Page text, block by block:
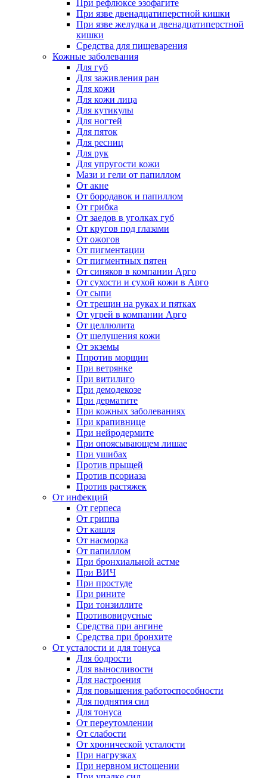
При рефлюксе эзофагите
При язве двенадцатиперстной кишки
При язве желудка и двенадцатиперстной
кишки
Средства для пищеварения
Кожные заболевания
Для губ
Для заживления ран
Для кожи
Для кожи лица
Для кутикулы
Для ногтей
Для пяток
Для ресниц
Для рук
Для упругости кожи
Мази и гели от папиллом
От акне
От бородавок и папиллом
От грибка
От заедов в уголках губ
От кругов под глазами
От ожогов
От пигментации
От пигментных пятен
От синяков в компании Арго
От сухости и сухой кожи в Арго
От сыпи
От трещин на руках и пятках
От угрей в компании Арго
От целлюлита
От шелушения кожи
От экземы
Ппротив морщин
При ветрянке
При витилиго
При демодекозе
При дерматите
При кожных заболеваниях
При крапивнице
При нейродермите
При опоясывающем лишае
При ушибах
Против прыщей
Против псориаза
Против растяжек
От инфекций
От герпеса
От гриппа
От кашля
От насморка
От папиллом
При бронхиальной астме
При ВИЧ
При простуде
При рините
При тонзиллите
Противовирусные
Средства при ангине
Средства при бронхите
От усталости и для тонуса
Для бодрости
Для выносливости
Для настроения
Для повышения работоспособности
Для поднятия сил
Для тонуса
От переутомлении
От слабости
От хронической усталости
При нагрузках
При нервном истощении